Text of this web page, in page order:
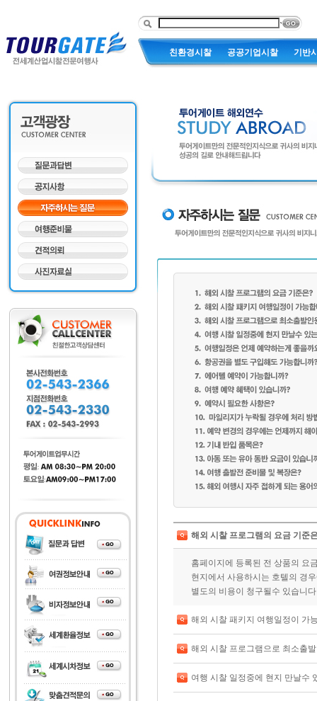
친환경시찰 공공기업시찰 기반
해외 시찰 프로그램의 요금 기준
홈페이지에 등록된 전 상품의 요
현지에서 사용하시는 호텔의 경
별도의 비용이 청구될수 있습니다
해외 시찰 패키지 여행일정이 가
해외 시찰 프로그램으로 최소출
여행 시찰 일정중에 현지 만날수